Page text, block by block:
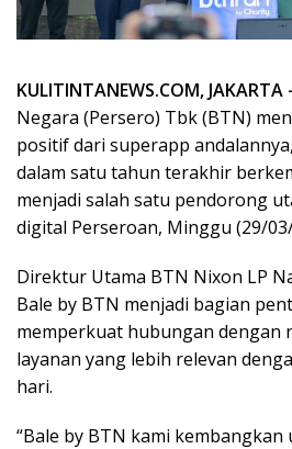
KULITINTANEWS.COM, JAKARTA
Negara (Persero) Tbk (BTN)
positif dari superapp
dalam satu tahun terakhir
menjadi salah satu pendorong
digital Perseroan, Minggu (29/
Direktur Utama BTN Nixon LP
Bale by BTN menjadi bagian
memperkuat hubungan dengan
layanan yang lebih relevan
hari.
“Bale by BTN kami